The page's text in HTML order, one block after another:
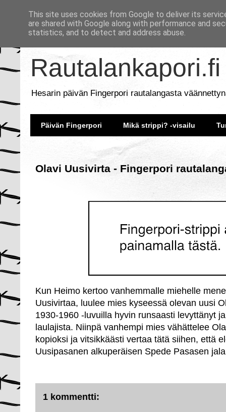
Rautalankapori.fi
Hesarin päivän Fingerpori rautalangasta
Päivän Fingerpori Mikä strippi? -visailu
Olavi Uusivirta - Fingerpori
Kun Heimo kertoo vanhemmalle miehelle
Uusivirtaa, luulee mies kyseessä olevan uusi
1930-1960 -luvuilla hyvin runsaasti levyttänyt
laulajista. Niinpä vanhempi mies vähättelee
kopioksi ja vitsikkäästi vertaa tätä siihen, että
Uusipasanen alkuperäisen Spede Pasasen
1 kommentti:
This site uses cookies from Google to deliver its
are shared with Google along with performance and
statistics, and to detect and address abuse.